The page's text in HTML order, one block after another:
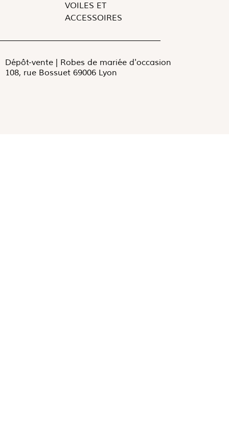
VOILES ET
ACCESSOIRES
Dépôt-vente | Robes de mariée d'occasion
108, rue Bossuet 69006 Lyon